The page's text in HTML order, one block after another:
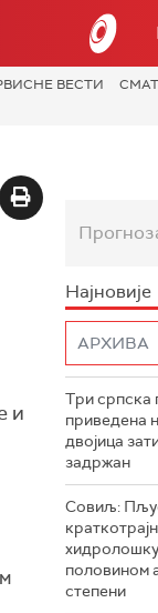
ВЕСТИ
и
Најновије
Три српска
приведена
двојица
задржан
Совиљ:
хидролошку
половином
степени